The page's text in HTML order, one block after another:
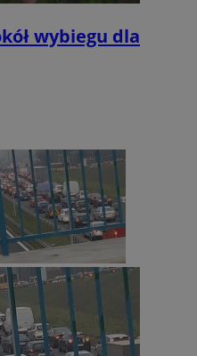
wybiegu dla